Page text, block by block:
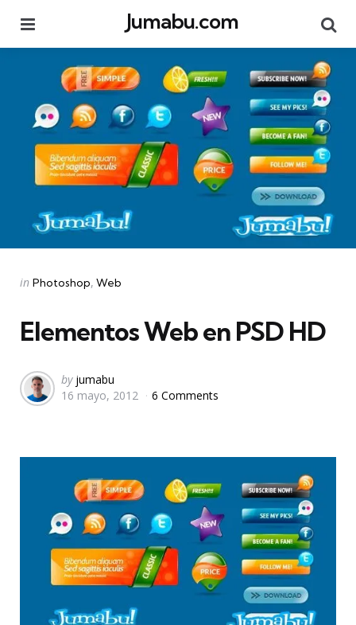
Jumabu.com
Categories
Posted
in Photoshop Web
Elementos Web en PSD HD
Posted
by
by jumabu
16 mayo, 2012
6 Comments